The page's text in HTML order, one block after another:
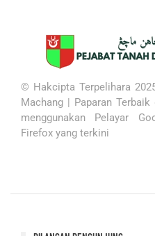
© Hakcipta Terpelihara
Machang | Paparan
menggunakan Pelayar
Firefox yang terkini